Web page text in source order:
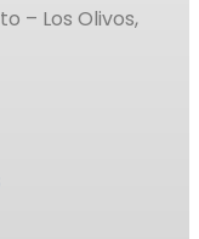
– Los Olivos,